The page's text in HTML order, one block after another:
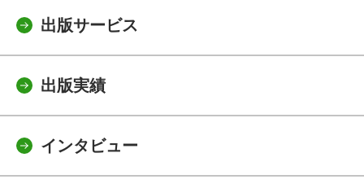
出版サービス
出版実績
インタビュー